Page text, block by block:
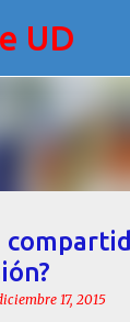
UD
17, 2015